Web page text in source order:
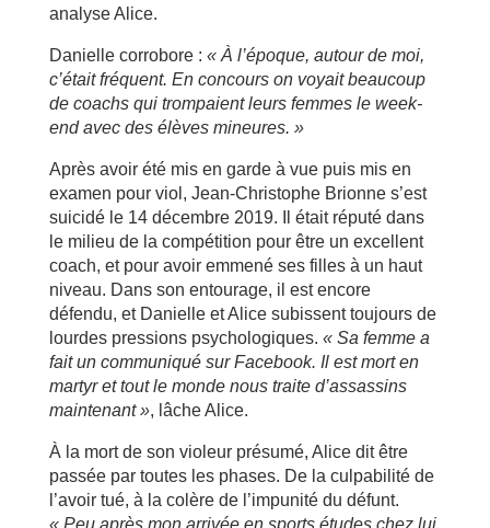
analyse Alice.
Danielle corrobore : « À l’époque, autour de moi,
c’était fréquent. En concours on voyait beaucoup
de coachs qui trompaient leurs femmes le week-
end avec des élèves mineures. »
Après avoir été mis en garde à vue puis mis en
examen pour viol, Jean-Christophe Brionne s’est
suicidé le 14 décembre 2019. Il était réputé dans
le milieu de la compétition pour être un excellent
coach, et pour avoir emmené ses filles à un haut
niveau. Dans son entourage, il est encore
défendu, et Danielle et Alice subissent toujours de
lourdes pressions psychologiques. « Sa femme a
fait un communiquésur Facebook. Il est mort en
martyr et tout le monde nous traite d’assassins
maintenant», lâche Alice.
À la mort de son violeur présumé, Alice dit être
passée par toutes les phases. De la culpabilité de
l’avoir tué, à la colère de l’impunité du défunt.
« Peu après mon arrivée en sports études chez lui,